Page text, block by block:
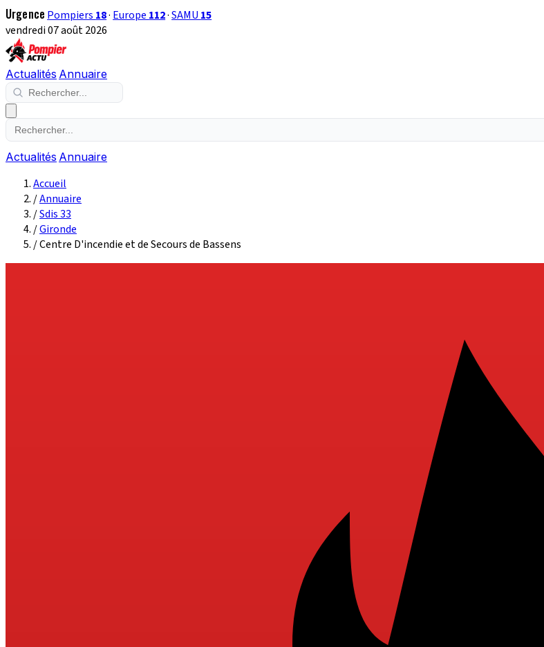
Urgence Pompiers 18· Europe 112·SAMU 15
vendredi 07 août 2026
Actualités Annuaire
Actualités Annuaire
Accueil
/Annuaire
/Sdis 33
/Gironde
/Centre D'incendie et de Secours de Bassens